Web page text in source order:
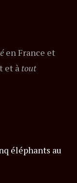
en France et
et à tout
éléphants au